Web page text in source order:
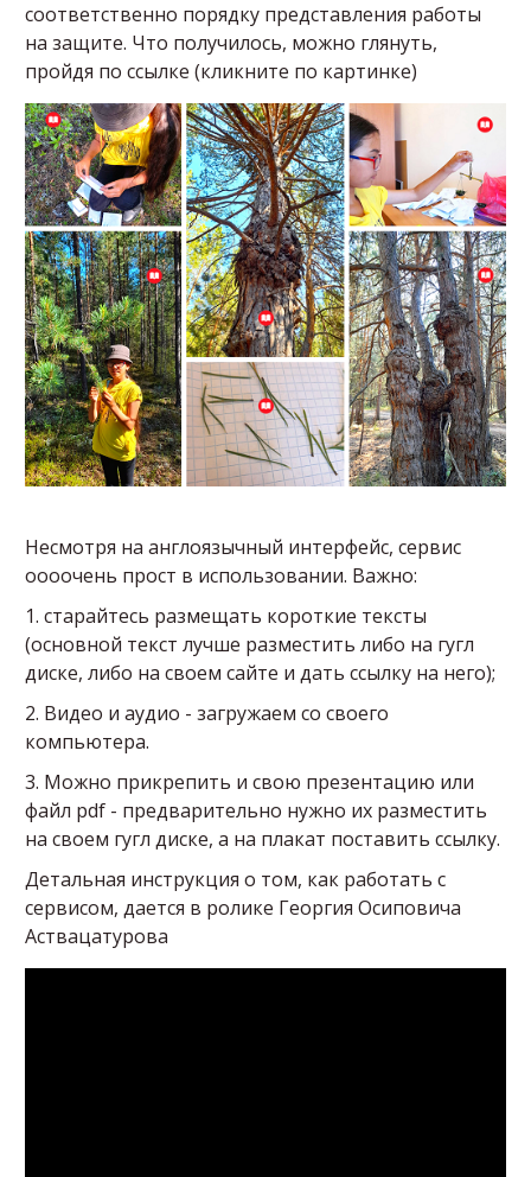
соответственно порядку представления работы
на защите. Что получилось, можно глянуть,
пройдя по ссылке (кликните по картинке)
Несмотря на англоязычный интерфейс, сервис
оооочень прост в использовании. Важно:
1. старайтесь размещать короткие тексты
(основной текст лучше разместить либо на гугл
диске, либо на своем сайте и дать ссылку на него);
2. Видео и аудио - загружаем со своего
компьютера.
3. Можно прикрепить и свою презентацию или
файл pdf - предварительно нужно их разместить
на своем гугл диске, а на плакат поставить ссылку.
Детальная инструкция о том, как работать с
сервисом, дается в ролике Георгия Осиповича
Аствацатурова